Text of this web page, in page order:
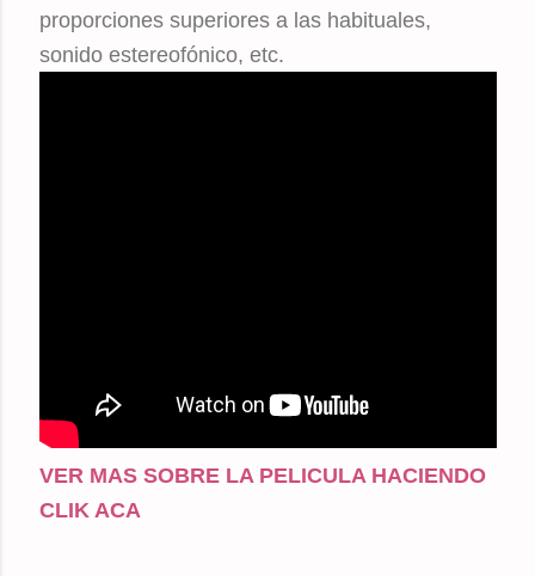
proporciones superiores a las habituales,
sonido estereofónico, etc.
VER MAS SOBRE LA PELICULA HACIENDO
CLIK ACA